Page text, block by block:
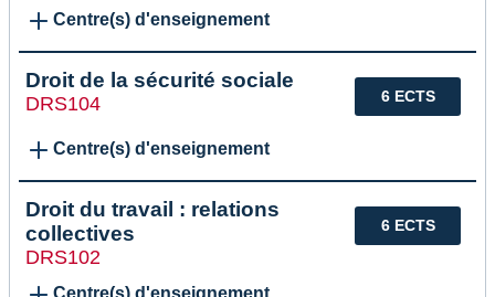
Centre(s) d'enseignement
6 ECTS
Droit de la sécurité sociale
DRS104
Centre(s) d'enseignement
6 ECTS
Droit du travail : relations
collectives
DRS102